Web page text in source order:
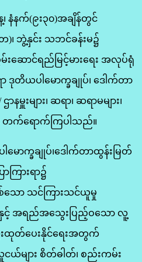
နံနက်(၉း၃၀)အချိန်တွင်
ဘွဲ့နှင်း သဘင်ခန်းမ၌
မ်း‌ဆောင်ရည်မြင့်မားရေး အလုပ်ရုံ
ဒုတိယပါမောက္ခချုပ်၊ ဒေါက်တာ
နမှူးများ၊ ဆရာ၊ ဆရာမများ၊
း တက်ရောက်ကြပါသည်။
ောက္ခချုပ်၊ဒေါက်တာထွန်းမြတ်
ကြားရာ၌
ော သင်ကြားသင်ယူမှု
နှင့် အရည်အသွေးပြည့်ဝသော လူ့
ေးထုတ်ပေးနိုင်ရေးအတွက်
ငယ်များ စိတ်ဓါတ်၊ စည်းကမ်း